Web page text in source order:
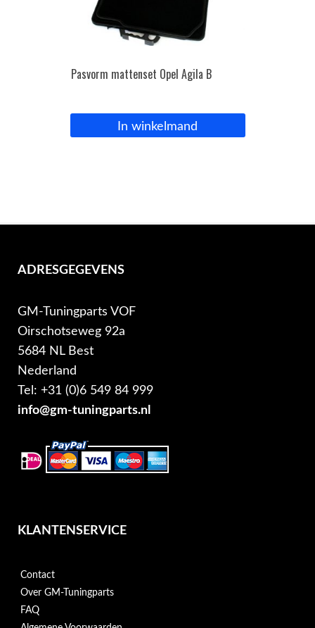
Pasvorm mattenset Opel Agila B
In winkelmand
ADRESGEGEVENS
GM-Tuningparts VOF
Oirschotseweg 92a
5684 NL Best
Nederland
Tel: +31 (0)6 549 84 999
info@gm-tuningparts.nl
KLANTENSERVICE
Contact
Over GM-Tuningparts
FAQ